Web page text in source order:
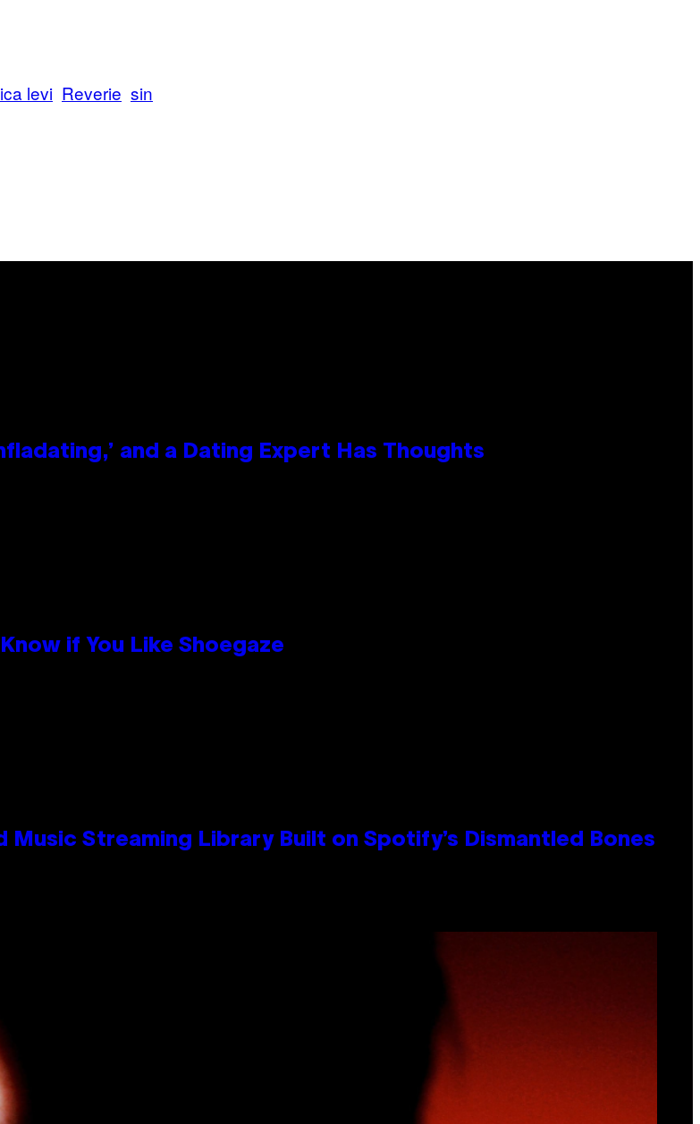
levi Reverie sin
and a Dating Expert Has Thoughts
if You Like Shoegaze
Music Streaming Library Built on Spotify’s Dismantled Bones